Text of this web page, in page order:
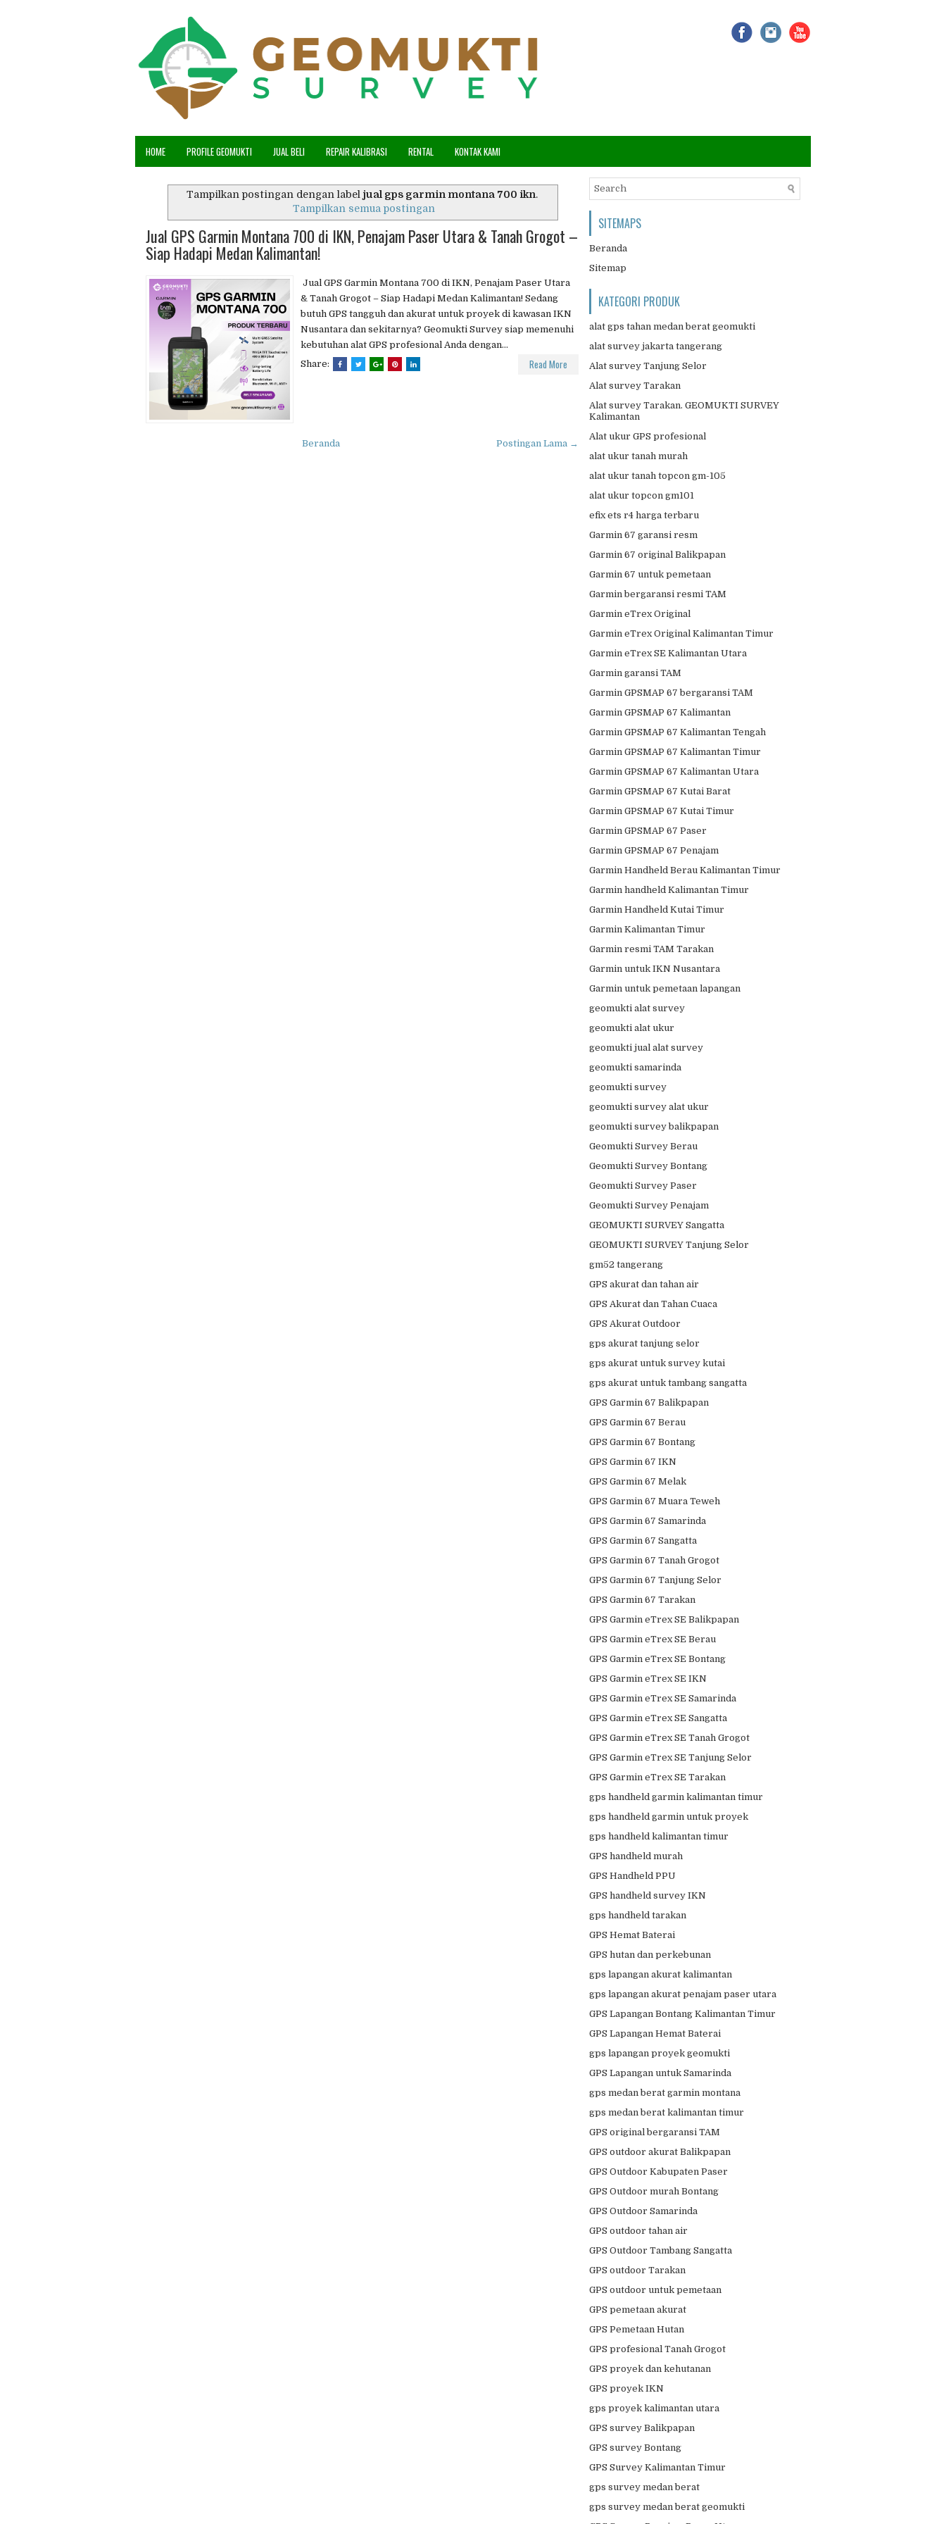
HOME PROFILE GEOMUKTI JUAL BELI REPAIR KALIBRASI RENTAL KONTAK KAMI
Tampilkan postingan dengan label jual gps garmin montana 700 ikn.
Tampilkan semua postingan
Jual GPS Garmin Montana 700 di IKN, Penajam Paser Utara & Tanah Grogot –
Siap Hadapi Medan Kalimantan!
Jual GPS Garmin Montana 700 di IKN, Penajam Paser Utara
& Tanah Grogot – Siap Hadapi Medan Kalimantan! Sedang
butuh GPS tangguh dan akurat untuk proyek di kawasan IKN
Nusantara dan sekitarnya? Geomukti Survey siap memenuhi
kebutuhan alat GPS profesional Anda dengan...
Share:
Read More
Postingan Lama →
Beranda
SITEMAPS
Beranda
Sitemap
KATEGORI PRODUK
alat gps tahan medan berat geomukti
alat survey jakarta tangerang
Alat survey Tanjung Selor
Alat survey Tarakan
Alat survey Tarakan. GEOMUKTI SURVEY
Kalimantan
Alat ukur GPS profesional
alat ukur tanah murah
alat ukur tanah topcon gm-105
alat ukur topcon gm101
efix ets r4 harga terbaru
Garmin 67 garansi resm
Garmin 67 original Balikpapan
Garmin 67 untuk pemetaan
Garmin bergaransi resmi TAM
Garmin eTrex Original
Garmin eTrex Original Kalimantan Timur
Garmin eTrex SE Kalimantan Utara
Garmin garansi TAM
Garmin GPSMAP 67 bergaransi TAM
Garmin GPSMAP 67 Kalimantan
Garmin GPSMAP 67 Kalimantan Tengah
Garmin GPSMAP 67 Kalimantan Timur
Garmin GPSMAP 67 Kalimantan Utara
Garmin GPSMAP 67 Kutai Barat
Garmin GPSMAP 67 Kutai Timur
Garmin GPSMAP 67 Paser
Garmin GPSMAP 67 Penajam
Garmin Handheld Berau Kalimantan Timur
Garmin handheld Kalimantan Timur
Garmin Handheld Kutai Timur
Garmin Kalimantan Timur
Garmin resmi TAM Tarakan
Garmin untuk IKN Nusantara
Garmin untuk pemetaan lapangan
geomukti alat survey
geomukti alat ukur
geomukti jual alat survey
geomukti samarinda
geomukti survey
geomukti survey alat ukur
geomukti survey balikpapan
Geomukti Survey Berau
Geomukti Survey Bontang
Geomukti Survey Paser
Geomukti Survey Penajam
GEOMUKTI SURVEY Sangatta
GEOMUKTI SURVEY Tanjung Selor
gm52 tangerang
GPS akurat dan tahan air
GPS Akurat dan Tahan Cuaca
GPS Akurat Outdoor
gps akurat tanjung selor
gps akurat untuk survey kutai
gps akurat untuk tambang sangatta
GPS Garmin 67 Balikpapan
GPS Garmin 67 Berau
GPS Garmin 67 Bontang
GPS Garmin 67 IKN
GPS Garmin 67 Melak
GPS Garmin 67 Muara Teweh
GPS Garmin 67 Samarinda
GPS Garmin 67 Sangatta
GPS Garmin 67 Tanah Grogot
GPS Garmin 67 Tanjung Selor
GPS Garmin 67 Tarakan
GPS Garmin eTrex SE Balikpapan
GPS Garmin eTrex SE Berau
GPS Garmin eTrex SE Bontang
GPS Garmin eTrex SE IKN
GPS Garmin eTrex SE Samarinda
GPS Garmin eTrex SE Sangatta
GPS Garmin eTrex SE Tanah Grogot
GPS Garmin eTrex SE Tanjung Selor
GPS Garmin eTrex SE Tarakan
gps handheld garmin kalimantan timur
gps handheld garmin untuk proyek
gps handheld kalimantan timur
GPS handheld murah
GPS Handheld PPU
GPS handheld survey IKN
gps handheld tarakan
GPS Hemat Baterai
GPS hutan dan perkebunan
gps lapangan akurat kalimantan
gps lapangan akurat penajam paser utara
GPS Lapangan Bontang Kalimantan Timur
GPS Lapangan Hemat Baterai
gps lapangan proyek geomukti
GPS Lapangan untuk Samarinda
gps medan berat garmin montana
gps medan berat kalimantan timur
GPS original bergaransi TAM
GPS outdoor akurat Balikpapan
GPS Outdoor Kabupaten Paser
GPS Outdoor murah Bontang
GPS Outdoor Samarinda
GPS outdoor tahan air
GPS Outdoor Tambang Sangatta
GPS outdoor Tarakan
GPS outdoor untuk pemetaan
GPS pemetaan akurat
GPS Pemetaan Hutan
GPS profesional Tanah Grogot
GPS proyek dan kehutanan
GPS proyek IKN
gps proyek kalimantan utara
GPS survey Balikpapan
GPS survey Bontang
GPS Survey Kalimantan Timur
gps survey medan berat
gps survey medan berat geomukti